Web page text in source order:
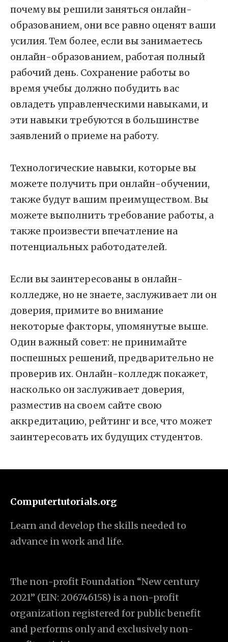
почему вы решили заняться онлайн-
образованием, они все равно оценят ваши
усилия. Тем более, если вы занимаетесь
онлайн-образованием, работая полный
рабочий день. Сохранение работы во
время учебы должно побудить вас
овладеть управленческими навыками, и
эти навыки требуются в большинстве
заявлений о приеме на работу.
Технологические навыки, которые вы
можете получить при онлайн-обучении,
также будут вашим преимуществом. Вы
можете выполнить требование работы, а
также произвести впечатление на
потенциальных работодателей.
Если вы заинтересованы в онлайн-
колледже, но не знаете, заслуживает ли он
доверия, примите во внимание
некоторые факторы, упомянутые выше.
Один важный совет: не принимайте
поспешных решений, предварительно не
проверив их. Онлайн-колледж покажет,
насколько он заслуживает доверия,
разместив на своем сайте свою
аккредитацию, рейтинг и все, что может
заинтересовать их будущих студентов.
Computertutorials.org
Learn and develop the skills needed to
advance in work and life.
The non-profit Foundation “New century
2021” (EIN: 206746158) is a non-profit
organization registered for public benefit
and performs only and exclusively non-